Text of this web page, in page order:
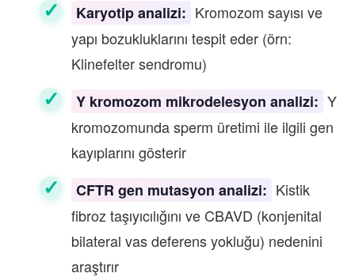
Karyotip analizi: Kromozom sayısı ve
yapı bozukluklarını tespit eder (örn:
Klinefelter sendromu)
Y kromozom mikrodelesyon analizi: Y
kromozomunda sperm üretimi ile ilgili gen
kayıplarını gösterir
CFTR gen mutasyon analizi: Kistik
fibroz taşıyıcılığını ve CBAVD (konjenital
bilateral vas deferens yokluğu) nedenini
araştırır